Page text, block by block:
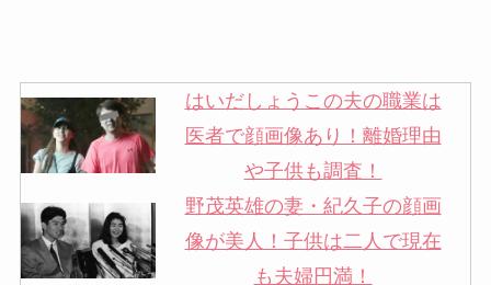
はいだしょうこの夫の職業は
医者で顔画像あり！離婚理由
や子供も調査！
野茂英雄の妻・紀久子の顔画
像が美人！子供は二人で現在
も夫婦円満！